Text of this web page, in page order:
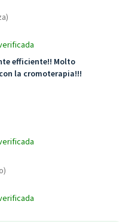
efficiente!! Molto
la cromoterapia!!!